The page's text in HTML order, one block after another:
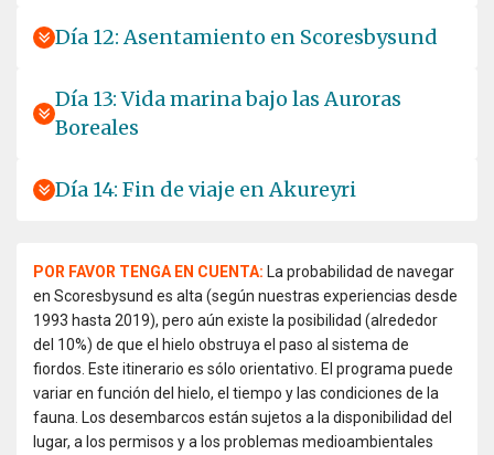
Día 12: Asentamiento en Scoresbysund
Día 13: Vida marina bajo las Auroras
Boreales
Día 14: Fin de viaje en Akureyri
POR FAVOR TENGA EN CUENTA: La probabilidad de navegar
en Scoresbysund es alta (según nuestras experiencias desde
1993 hasta 2019), pero aún existe la posibilidad (alrededor
del 10%) de que el hielo obstruya el paso al sistema de
fiordos. Este itinerario es sólo orientativo. El programa puede
variar en función del hielo, el tiempo y las condiciones de la
fauna. Los desembarcos están sujetos a la disponibilidad del
lugar, a los permisos y a los problemas medioambientales